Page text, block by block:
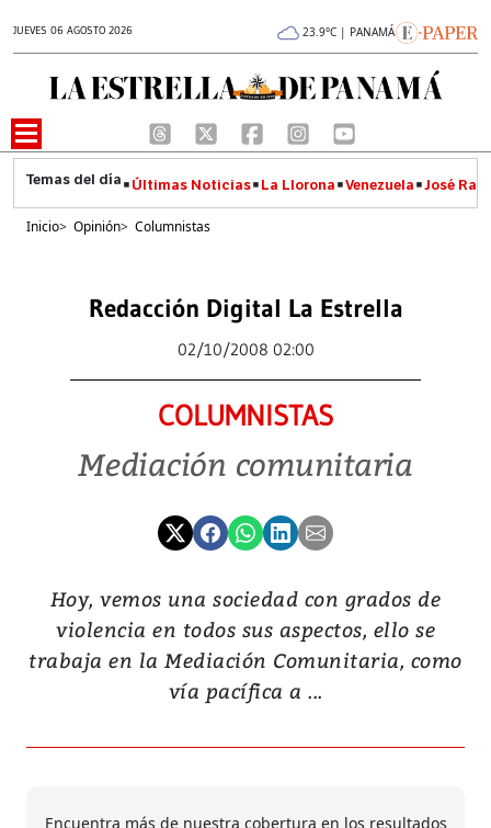
JUEVES 06 AGOSTO 2026 23.9°C | PANAMÁ
Últimas Noticias La Llorona Venezuela José
Inicio> Opinión> Columnistas
Redacción Digital La Estrella
02/10/2008 02:00
COLUMNISTAS
Mediación comunitaria
Hoy, vemos una sociedad con grados de
violencia en todos sus aspectos, ello se
trabaja en la Mediación Comunitaria, como
vía pacífica a ...
Encuentra más de nuestra cobertura en los resultados